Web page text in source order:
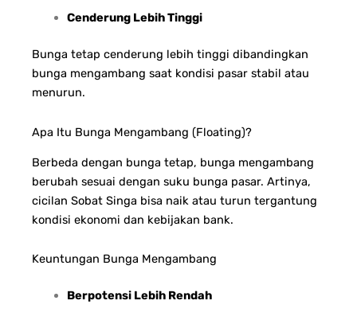
Cenderung Lebih Tinggi
Bunga tetap cenderung lebih tinggi dibandingkan
bunga mengambang saat kondisi pasar stabil atau
menurun.
Apa Itu Bunga Mengambang (Floating)?
Berbeda dengan bunga tetap, bunga mengambang
berubah sesuai dengan suku bunga pasar. Artinya,
cicilan Sobat Singa bisa naik atau turun tergantung
kondisi ekonomi dan kebijakan bank.
Keuntungan Bunga Mengambang
Berpotensi Lebih Rendah